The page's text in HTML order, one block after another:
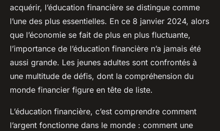
acquérir, l’éducation financière se distingue comme
l’une des plus essentielles. En ce 8 janvier 2024, alors
que l’économie se fait de plus en plus fluctuante,
l’importance de l’éducation financière n’a jamais été
aussi grande. Les jeunes adultes sont confrontés à
une multitude de défis, dont la compréhension du
monde financier figure en tête de liste.
L’éducation financière, c’est comprendre comment
l’argent fonctionne dans le monde : comment une